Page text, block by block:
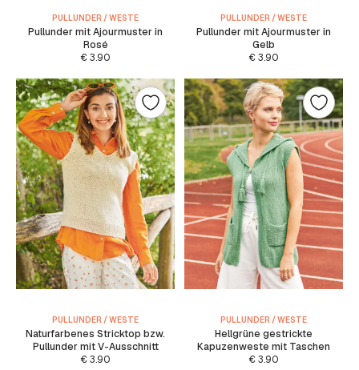
PULLUNDER / WESTE
Pullunder mit Ajourmuster in
Rosé
€3.90
PULLUNDER / WESTE
Pullunder mit Ajourmuster in
Gelb
€3.90
PULLUNDER / WESTE
Naturfarbenes Stricktop bzw.
Pullunder mit V-Ausschnitt
€3.90
PULLUNDER / WESTE
Hellgrüne gestrickte
Kapuzenweste mit Taschen
€3.90